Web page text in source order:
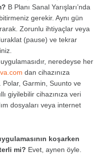
B Planı Sanal Yarışları’nda
gerekir. Aynı gün
Zorunlu ihtiyaçlar veya
(pause) ve tekrar
neredeyse her
dan cihazınıza
Polar, Garmin, Suunto ve
giyilebilir cihazınıza veri
dosyaları veya internet
koşarken
mi? Evet, aynen öyle.